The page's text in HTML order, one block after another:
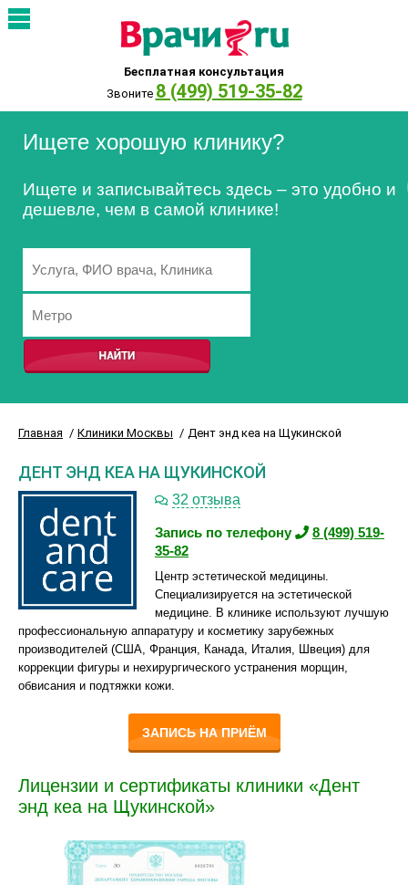
Бесплатная консультация
Звоните 8 (499) 519-35-82
Ищете хорошую клинику?
Ищете и записывайтесь здесь – это удобно и
дешевле, чем в самой клинике!
Главная Клиники Москвы Дент энд кеа на Щукинской
ДЕНТ ЭНД КЕА НА ЩУКИНСКОЙ
32 отзыва
Запись по телефону
8 (499) 519-
35-82
Центр эстетической медицины.
Специализируется на эстетической
медицине. В клинике используют лучшую
профессиональную аппаратуру и косметику зарубежных
производителей (США, Франция, Канада, Италия, Швеция) для
коррекции фигуры и нехирургического устранения морщин,
обвисания и подтяжки кожи.
ЗАПИСЬ НА ПРИЁМ
Лицензии и сертификаты клиники «Дент
энд кеа на Щукинской»